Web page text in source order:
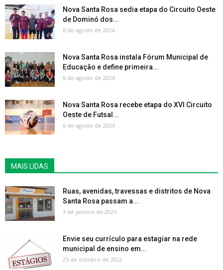
Nova Santa Rosa sedia etapa do Circuito Oeste
de Dominó dos...
6 de agosto de 2026
Nova Santa Rosa instala Fórum Municipal de
Educação e define primeira...
6 de agosto de 2026
Nova Santa Rosa recebe etapa do XVI Circuito
Oeste de Futsal...
6 de agosto de 2026
MAIS LIDAS
Ruas, avenidas, travessas e distritos de Nova
Santa Rosa passam a...
3 de janeiro de 2025
Envie seu currículo para estagiar na rede
municipal de ensino em...
25 de outubro de 2022